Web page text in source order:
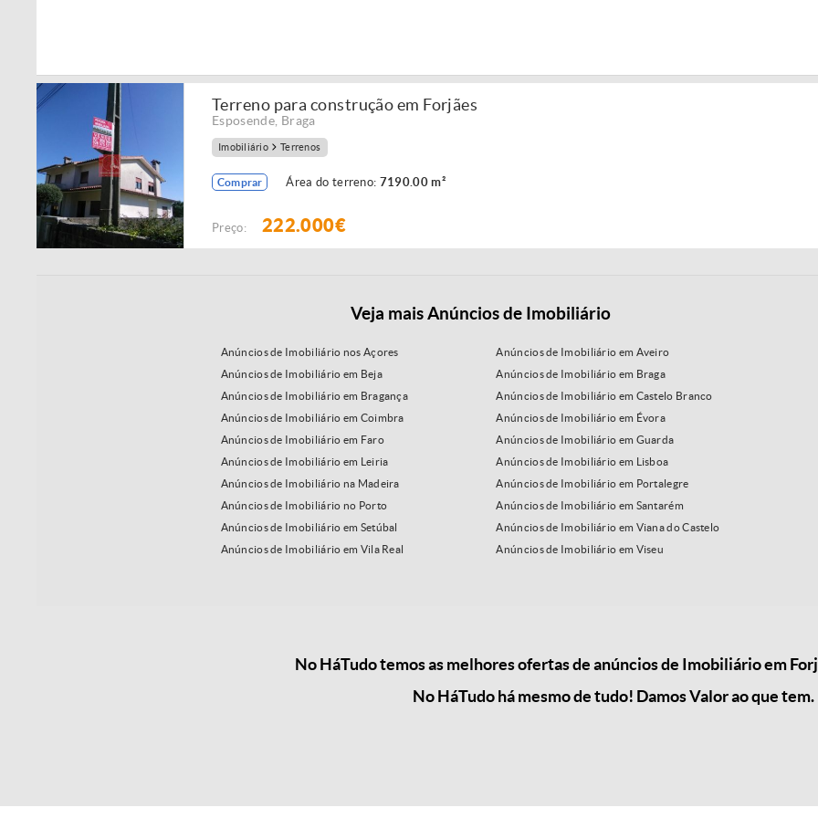
Terreno para construção em Forjães
Esposende Braga
Imobiliário Terrenos
Comprar Área do terreno: 7190.00 m²
Preço: 222.000€
Veja mais Anúncios de Imobiliário
Anúncios de Imobiliário nos Açores
Anúncios de Imobiliário em Aveiro
Anúncios de Imobiliário em Beja
Anúncios de Imobiliário em Braga
Anúncios de Imobiliário em Bragança
Anúncios de Imobiliário em Castelo Branco
Anúncios de Imobiliário em Coimbra
Anúncios de Imobiliário em Évora
Anúncios de Imobiliário em Faro
Anúncios de Imobiliário em Guarda
Anúncios de Imobiliário em Leiria
Anúncios de Imobiliário em Lisboa
Anúncios de Imobiliário na Madeira
Anúncios de Imobiliário em Portalegre
Anúncios de Imobiliário no Porto
Anúncios de Imobiliário em Santarém
Anúncios de Imobiliário em Setúbal
Anúncios de Imobiliário em Viana do Castelo
Anúncios de Imobiliário em Vila Real
Anúncios de Imobiliário em Viseu
No HáTudo temos as melhores ofertas de anúncios de Imobiliário em
No HáTudo há mesmo de tudo! Damos Valor ao que tem.